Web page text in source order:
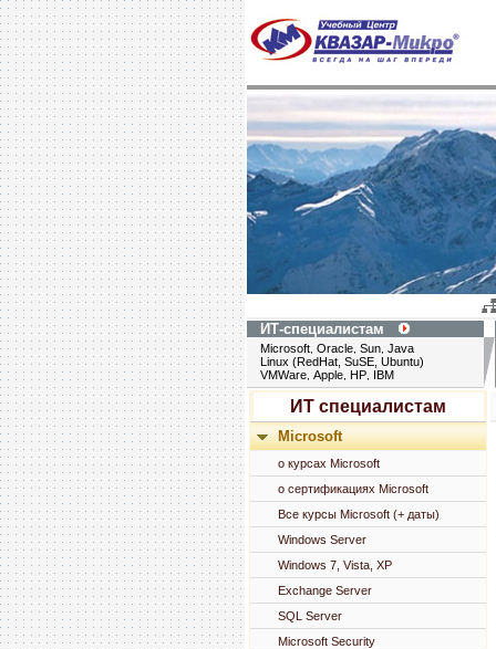
ИТ-специалистам
Microsoft Oracle Sun Java
Linux (RedHat, SuSE, Ubuntu)
VMWare Apple HP IBM
ИТ специалистам
Microsoft
о курсах Microsoft
о сертификациях Microsoft
Все курсы Microsoft (+ даты)
Windows Server
Windows 7, Vista, XP
Exchange Server
SQL Server
Microsoft Security